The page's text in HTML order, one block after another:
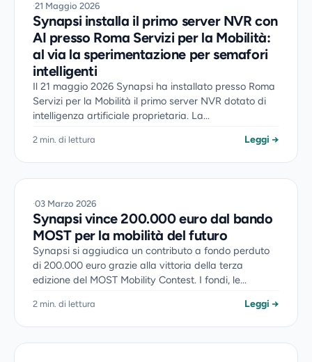
·21 Maggio 2026
Synapsi installa il primo server NVR con
AI presso Roma Servizi per la Mobilità:
al via la sperimentazione per semafori
intelligenti
Il 21 maggio 2026 Synapsi ha installato presso Roma
Servizi per la Mobilità il primo server NVR dotato di
intelligenza artificiale proprietaria. La...
2 min. di lettura Leggi →
·03 Marzo 2026
Synapsi vince 200.000 euro dal bando
MOST per la mobilità del futuro
Synapsi si aggiudica un contributo a fondo perduto
di 200.000 euro grazie alla vittoria della terza
edizione del MOST Mobility Contest. I fondi, le...
2 min. di lettura Leggi →